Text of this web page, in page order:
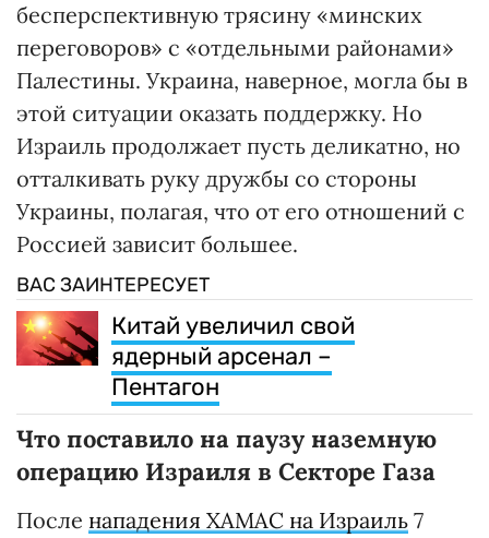
бесперспективную трясину «минских
переговоров» с «отдельными районами»
Палестины. Украина, наверное, могла бы в
этой ситуации оказать поддержку. Но
Израиль продолжает пусть деликатно, но
отталкивать руку дружбы со стороны
Украины, полагая, что от его отношений с
Россией зависит большее.
ВАС ЗАИНТЕРЕСУЕТ
Китай увеличил свой
ядерный арсенал –
Пентагон
Что поставило на паузу наземную
операцию Израиля в Секторе Газа
После нападения ХАМАС на Израиль 7